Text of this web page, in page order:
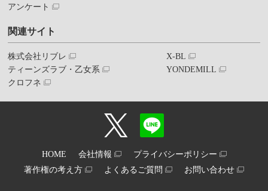
アンケート
関連サイト
株式会社リブレ
ティーンズラブ・乙女系
クロフネ
X-BL
YONDEMILL
HOME 会社情報
プライバシーポリシー
著作権の考え方
よくあるご質問 お問い合わせ